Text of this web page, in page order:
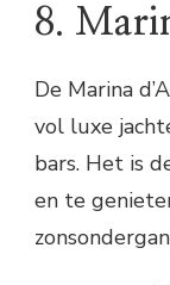
8.
De Marina
vol luxe
bars. Het is
en te